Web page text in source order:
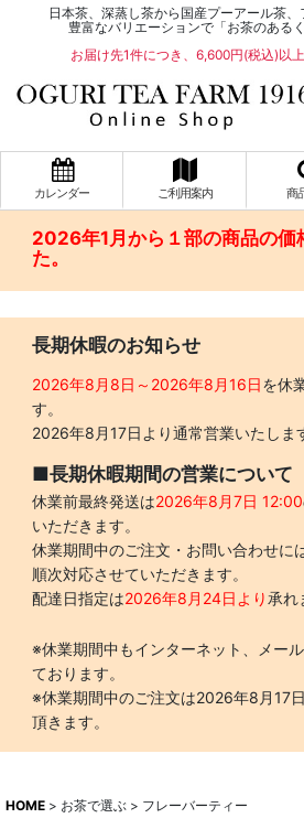
日本茶、深蒸し茶から国産プーアール茶、
豊富なバリエーションで「お茶のある
お届け先1件につき、6,600円(税込)以
カレンダー ご利用案内 商
2026年1月から１部の商品の価
た。
長期休暇のお知らせ
2026年8月8日～2026年8月16日を休
す。
2026年8月17日より通常営業いたしま
■長期休暇期間の営業について
休業前最終発送は2026年8月7日 12:00
いただきます。
休業期間中のご注文・お問い合わせに
順次対応させていただきます。
配達日指定は2026年8月24日より承れ
※休業期間中もインターネット、メー
ております。
※休業期間中のご注文は2026年8月17
頂きます。
HOME > お茶で選ぶ > フレーバーティー